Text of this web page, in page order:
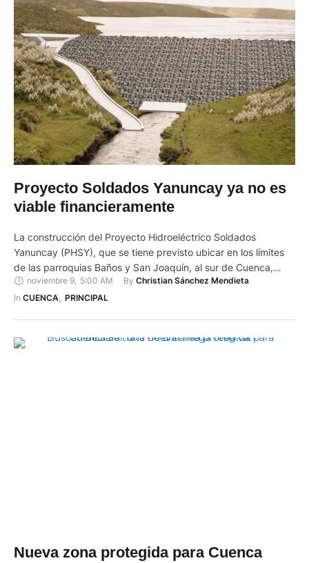
Proyecto Soldados Yanuncay ya no es
viable financieramente
La construcción del Proyecto Hidroeléctrico Soldados
Yanuncay (PHSY), que se tiene previsto ubicar en los límites
de las parroquias Baños y San Joaquín, al sur de Cuenca,
continúa suspendida desde 2021. Pobladores de esta zona se
oponen al emplazamiento de esta obra porque consideran
noviembre 9 5:00 AM By Christian Sánchez Mendieta
In CUENCA, PRINCIPAL
Nueva zona protegida para Cuenca